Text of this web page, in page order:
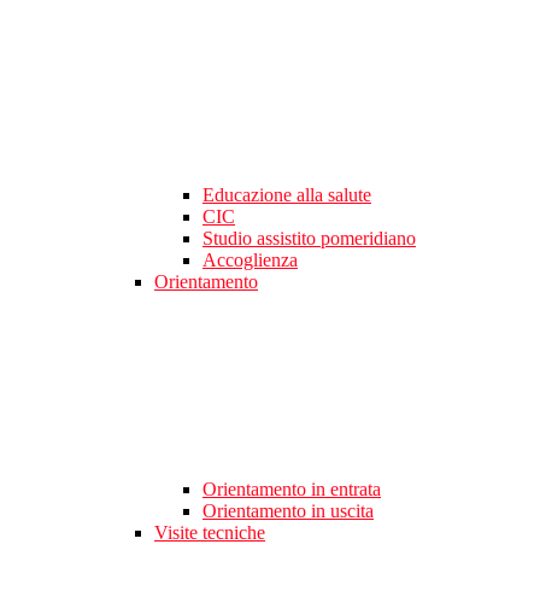
Educazione alla salute
CIC
Studio assistito pomeridiano
Accoglienza
Orientamento
Orientamento in entrata
Orientamento in uscita
Visite tecniche